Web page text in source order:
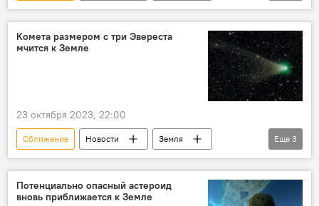
Комета
Астрономы
созвездие Геркулеса
Наблюдение
Комета размером с три Эвереста
мчится к Земле
23 октября 2023, 22:00
Сближение Новости
Земля
Комета
астрономы
Предупреждение
Еще 3
Потенциально опасный астероид
вновь приближается к Земле